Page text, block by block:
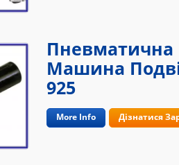
Машина
925
More Info Дізнатися